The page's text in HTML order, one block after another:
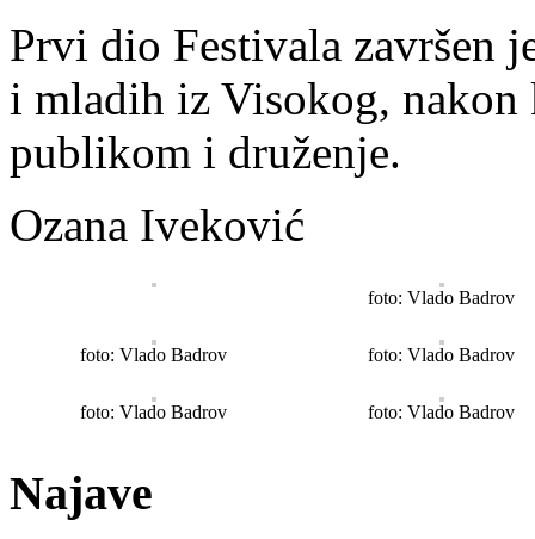
Prvi dio Festivala završen
i mladih iz Visokog,
publikom i druženje.
Ozana Iveković
foto: Vlado Badrov
foto: Vlado Badrov foto: Vlado Badrov
foto: Vlado Badrov foto: Vlado Badrov
Najave